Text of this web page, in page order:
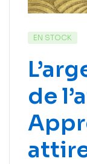
EN STOCK
de